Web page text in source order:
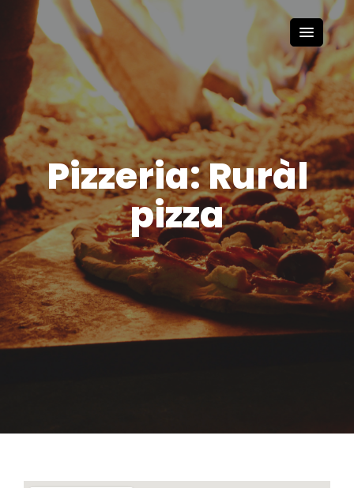
Pizzeria: Ruràl
pizza